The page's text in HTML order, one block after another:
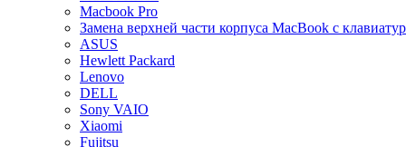
Macbook Pro
Замена верхней части корпуса MacBook с
ASUS
Hewlett Packard
Lenovo
DELL
Sony VAIO
Xiaomi
Fujitsu